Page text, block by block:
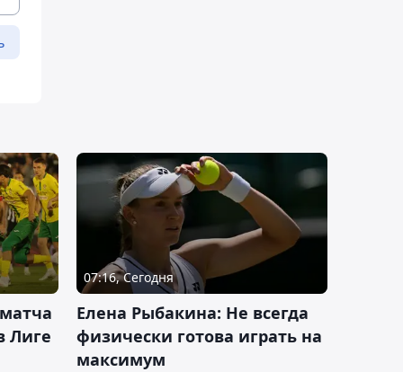
Лиге
07:16, Сегодня
Елена Рыбакина: Не всегда
физически готова играть на
максимум